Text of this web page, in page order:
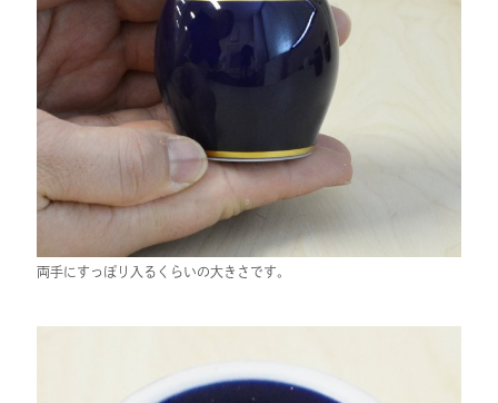
両手にすっぽり入るくらいの大きさです。